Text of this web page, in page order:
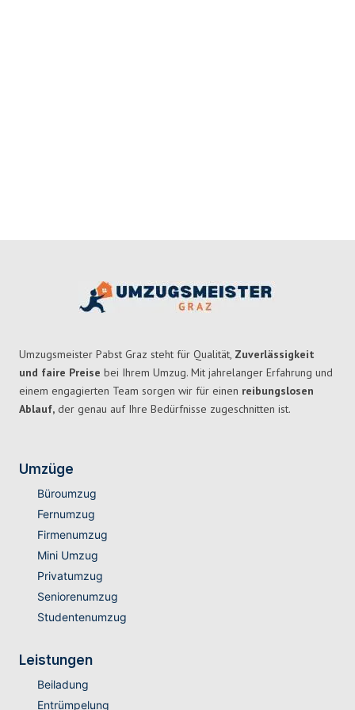
Umzugsmeister Pabst Graz steht für Qualität, Zuverlässigkeit
und faire Preise bei Ihrem Umzug. Mit jahrelanger Erfahrung und
einem engagierten Team sorgen wir für einen reibungslosen
Ablauf, der genau auf Ihre Bedürfnisse zugeschnitten ist.
Umzüge
Büroumzug
Fernumzug
Firmenumzug
Mini Umzug
Privatumzug
Seniorenumzug
Studentenumzug
Leistungen
Beiladung
Entrümpelung